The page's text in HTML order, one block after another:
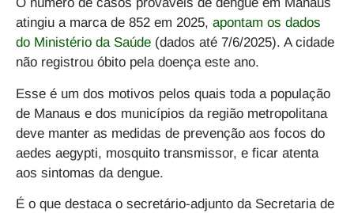
O número de casos prováveis de dengue em Manaus
atingiu a marca de 852 em 2025, apontam os dados
do Ministério da Saúde (dados até 7/6/2025). A cidade
não registrou óbito pela doença este ano.
Esse é um dos motivos pelos quais toda a população
de Manaus e dos municípios da região metropolitana
deve manter as medidas de prevenção aos focos do
aedes aegypti, mosquito transmissor, e ficar atenta
aos sintomas da dengue.
É o que destaca o secretário-adjunto da Secretaria de